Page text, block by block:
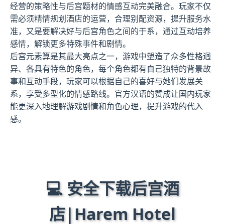
经营的策略性与后宫题材的情感互动完美融合。玩家不仅
需必须精情规划酒店的运营，合理别配资源，提升服务水
准，又是要解决好与后宫角色之间的于系，通过互动培养
感情，解锁更多特殊事件和剧情。
后宫元素算是其最大亮点之一，游戏中塑造了众多性格迥
异、各具有特色的角色，每个角色都有自己独特的背景故
事和互动手段，玩家可以根据自己的喜好与她们发展关
系，享受多型化的情感路线。官方汉语的赞成让国内玩家
能更深入地理解游戏剧情和角色心理，提升游戏的代入
感。
💻 安全下载后宫酒
店|Harem Hotel